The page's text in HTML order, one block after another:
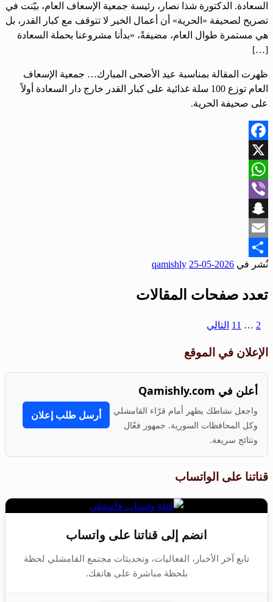
السعادة. الدكتورة شذا نصار، رئيسة جمعية الإسعاف العام، بيّنت في
تصريح لصحيفة «الحرية» أن أعمال الخير لا تتوقف مع كبار القدر، بل
هي مستمرة طوال العام، مضيفةً، «بدأنا مشروعنا بحملة السعادة
[…]
ظهرت المقالة بمناسبة عيد الأضحى المبارك… جمعية الإسعاف
العام توزع 100 سلة غذائية على كبار القدر خارج دار السعادة أولاً
على صحيفة الحرية.
Facebook
X
WhatsApp
Viber
Snapchat
Email
Share
نُشر في 2026-05-25
qamishly
تعدد صفحات المقالات
2
…
11 التالي
الإعلان في الموقع
أعلن في Qamishly.com
واجعل نشاطك يظهر أمام قرّاء القامشلي
وكل المحافظات السورية. جمهور فعّال
ونتائج سريعة.
أرسل طلب إعلان
قناتنا على الواتساب
انضم إلى قناتنا على واتساب
تابع آخر الأخبار، الفعاليات، وتحديثات مجتمع القامشلي لحظة
بلحظة مباشرة على هاتفك.